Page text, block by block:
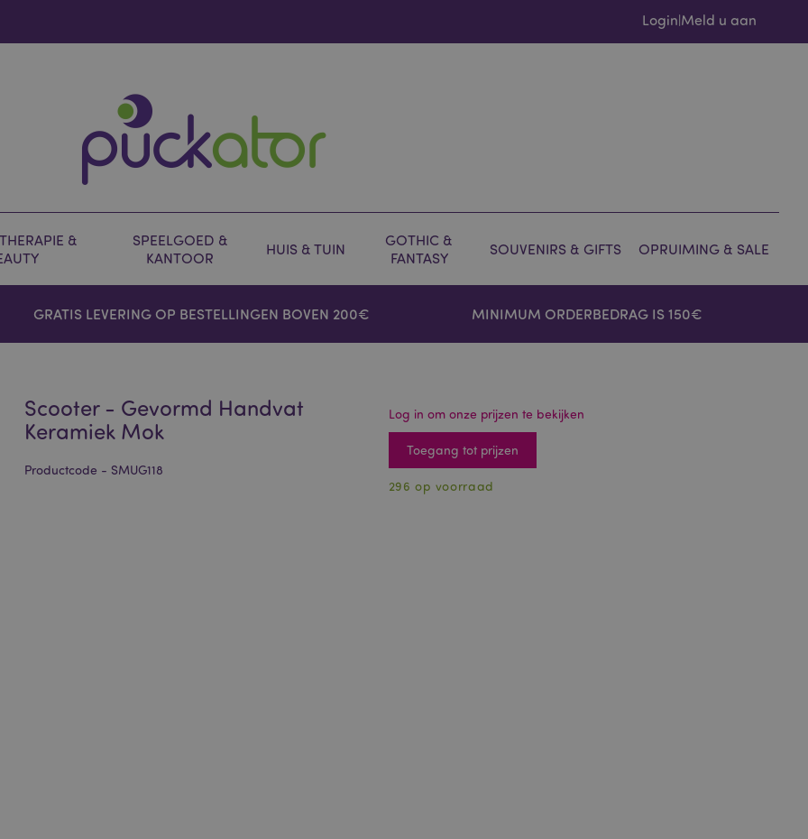
Login|Meld u aan
&
SPEELGOED &
KANTOOR
HUIS & TUIN
GOTHIC &
FANTASY
SOUVENIRS & GIFTS OPRUIMING & SALE
GRATIS LEVERING OP BESTELLINGEN BOVEN 200€ MINIMUM ORDERBEDRAG IS 150€
Scooter - Gevormd Handvat
Keramiek Mok
Productcode - SMUG118
Log in om onze prijzen te bekijken
Toegang tot prijzen
296 op voorraad